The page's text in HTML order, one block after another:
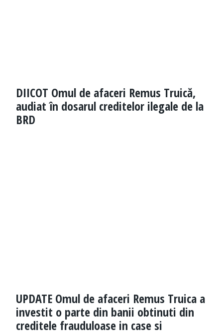
DIICOT Omul de afaceri Remus Truică,
audiat în dosarul creditelor ilegale de la
BRD
UPDATE Omul de afaceri Remus Truica a
investit o parte din banii obtinuti din
creditele frauduloase in case si